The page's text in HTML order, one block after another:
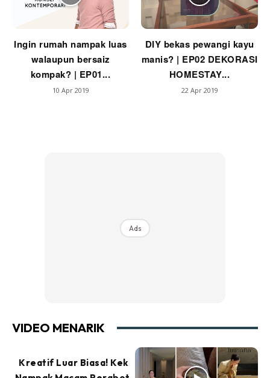
Ingin rumah nampak luas
walaupun bersaiz
kompak? | EP01...
10 Apr 2019
DIY bekas pewangi kayu
manis? | EP02 DEKORASI
HOMESTAY...
22 Apr 2019
Ads
VIDEO MENARIK
Kreatif Luar Biasa! Kek